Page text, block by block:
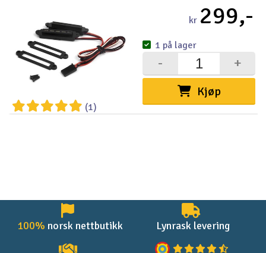
(1)
kr 299,-
Kjøp
+
-
1 på lager
100% norsk nettbutikk Lynrask levering